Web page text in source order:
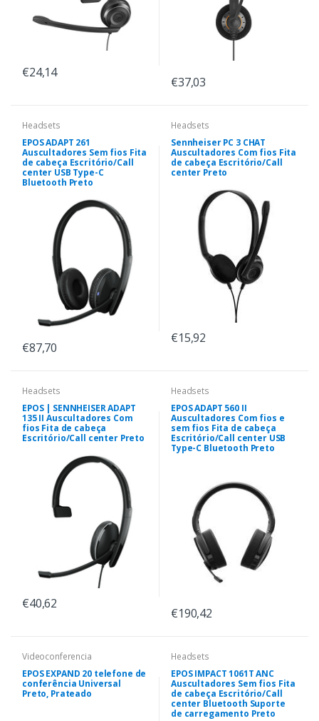
€24,14
€37,03
Headsets
EPOS ADAPT 261
Auscultadores Sem fios Fita
de cabeça Escritório/Call
center USB Type-C
Bluetooth Preto
€87,70
Headsets
Sennheiser PC 3 CHAT
Auscultadores Com fios Fita
de cabeça Escritório/Call
center Preto
€15,92
Headsets
EPOS | SENNHEISER ADAPT
135 II Auscultadores Com
fios Fita de cabeça
Escritório/Call center Preto
€40,62
Headsets
EPOS ADAPT 560 II
Auscultadores Com fios e
sem fios Fita de cabeça
Escritório/Call center USB
Type-C Bluetooth Preto
€190,42
Videoconferencia
EPOS EXPAND 20 telefone de
conferência Universal
Preto, Prateado
Headsets
EPOS IMPACT 1061T ANC
Auscultadores Sem fios Fita
de cabeça Escritório/Call
center Bluetooth Suporte
de carregamento Preto